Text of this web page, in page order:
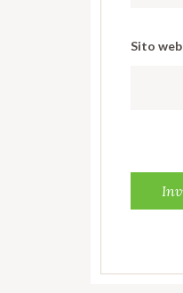
Sito web